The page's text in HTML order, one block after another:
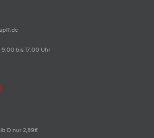
9:00 bis 17:00 Uhr
D nur 2,89€